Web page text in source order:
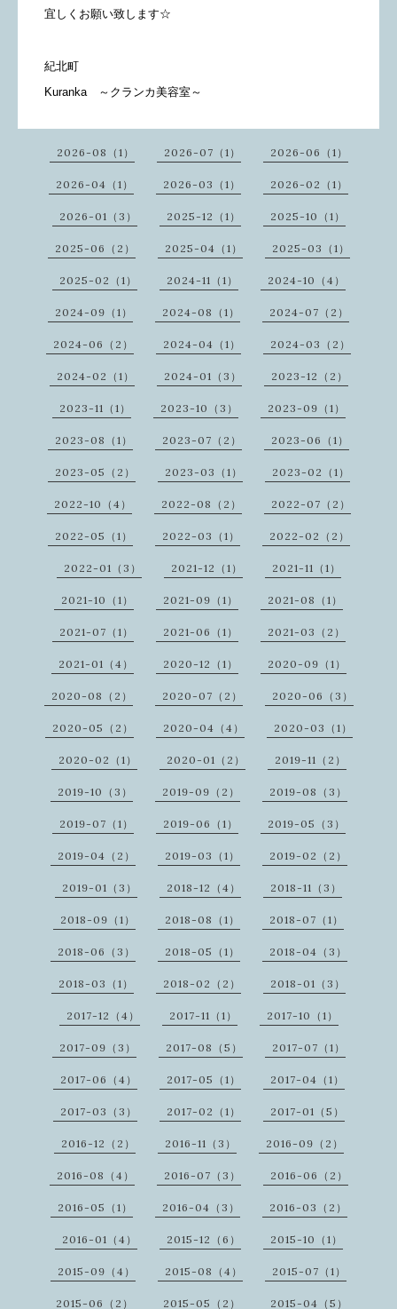
宜しくお願い致します☆
紀北町
Kuranka ～クランカ美容室～
2026-08（1） 2026-07（1） 2026-06（1）
2026-04（1） 2026-03（1） 2026-02（1）
2026-01（3） 2025-12（1） 2025-10（1）
2025-06（2） 2025-04（1） 2025-03（1）
2025-02（1） 2024-11（1） 2024-10（4）
2024-09（1） 2024-08（1） 2024-07（2）
2024-06（2） 2024-04（1） 2024-03（2）
2024-02（1） 2024-01（3） 2023-12（2）
2023-11（1） 2023-10（3） 2023-09（1）
2023-08（1） 2023-07（2） 2023-06（1）
2023-05（2） 2023-03（1） 2023-02（1）
2022-10（4） 2022-08（2） 2022-07（2）
2022-05（1） 2022-03（1） 2022-02（2）
2022-01（3） 2021-12（1） 2021-11（1）
2021-10（1） 2021-09（1） 2021-08（1）
2021-07（1） 2021-06（1） 2021-03（2）
2021-01（4） 2020-12（1） 2020-09（1）
2020-08（2） 2020-07（2） 2020-06（3）
2020-05（2） 2020-04（4） 2020-03（1）
2020-02（1） 2020-01（2） 2019-11（2）
2019-10（3） 2019-09（2） 2019-08（3）
2019-07（1） 2019-06（1） 2019-05（3）
2019-04（2） 2019-03（1） 2019-02（2）
2019-01（3） 2018-12（4） 2018-11（3）
2018-09（1） 2018-08（1） 2018-07（1）
2018-06（3） 2018-05（1） 2018-04（3）
2018-03（1） 2018-02（2） 2018-01（3）
2017-12（4） 2017-11（1） 2017-10（1）
2017-09（3） 2017-08（5） 2017-07（1）
2017-06（4） 2017-05（1） 2017-04（1）
2017-03（3） 2017-02（1） 2017-01（5）
2016-12（2） 2016-11（3） 2016-09（2）
2016-08（4） 2016-07（3） 2016-06（2）
2016-05（1） 2016-04（3） 2016-03（2）
2016-01（4） 2015-12（6） 2015-10（1）
2015-09（4） 2015-08（4） 2015-07（1）
2015-06（2） 2015-05（2） 2015-04（5）